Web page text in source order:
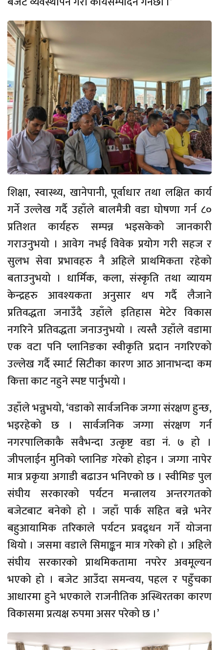
शिक्षा, स्वास्थ्य, खानेपानी, पूर्वाधार तथा लक्षित कार्य
गर्ने उल्लेख गर्दै उहाँले बालमैत्री वडा घोषणा गर्न ८०
प्रतिशत कार्यहरु सम्पन्न भइसकेको जानकारी
गराउनुभयो । आवेग नभई विवेक प्रयोग गरी सहज र
सुलभ सेवा प्रभावहरु नै अहिले प्राथमिकता रहेको
बताउनुभयो । धार्मिक, कला, संस्कृति तथा व्यायम
केन्द्रहरु आवश्यकता अनुसार थप गर्दै लैजाने
प्रतिवद्धता जनाउँदै उहाँले इतिहास मेटेर विकास
नगरिने प्रतिवद्धता जनाउनुभयो । त्यस्तै उहाँले वडामा
एक वटा पनि प्लानिङका स्वीकृति प्रदान नगरिएको
उल्लेख गर्दै स्मार्ट सिटीका कारण आठ आनाभन्दा कम
कित्ता काट नहुने स्पष्ट पार्नुभयो ।
उहाँले भन्नुभयो, ‘वडाको सार्वजनिक जग्गा संरक्षण हुन्छ,
भइरहेको छ । सार्वजनिक जग्गा संरक्षण गर्न
नगरपालिकाकै सवैभन्दा उत्कृष्ट वडा नं. ७ हो ।
जीपलाईन मुनिको प्लानिङ गरेको होइन । जग्गा नापेर
मात्र प्रकृया अगाडी बढाउन भनिएको छ । स्वीमिङ पुल
संघीय सरकारको पर्यटन मन्त्रालय अन्तरगतको
बजेटबाट बनेको हो । जहाँ पार्क सहित बन्ने भनेर
बहुआयामिक तरिकाले पर्यटन प्रवद्र्धन गर्ने योजना
थियो । जसमा वडाले सिमाङ्कन मात्र गरेको हो । अहिले
संघीय सरकारको प्राथमिकतामा नपरेर अवमूल्यन
भएको हो । बजेट आउँदा समन्वय, पहल र पहुँचका
आधारमा हुने भएकाले राजनीतिक अस्थिरतका कारण
विकासमा प्रत्यक्ष रुपमा असर परेको छ ।’